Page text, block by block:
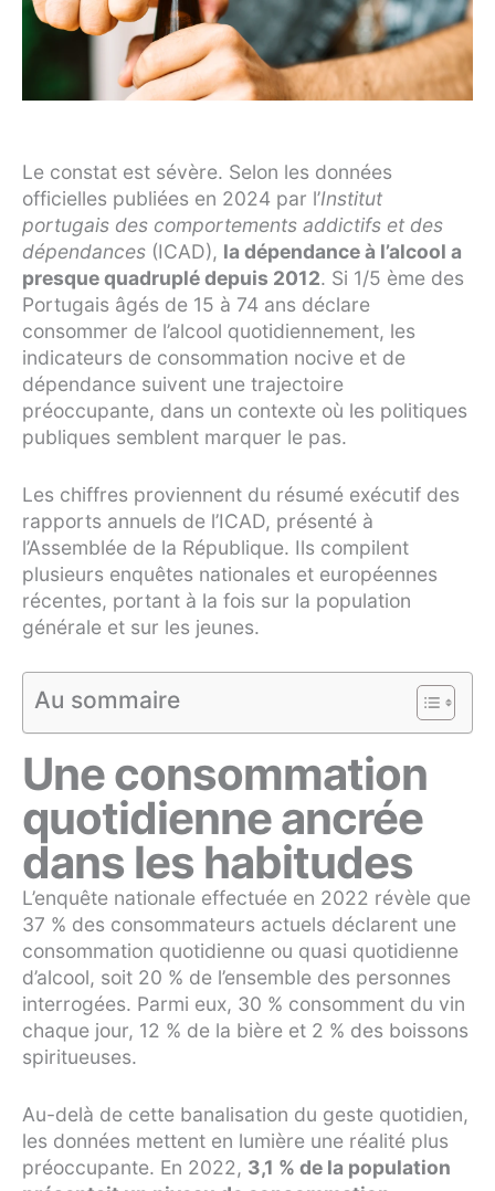
Le constat est sévère. Selon les données
officielles publiées en 2024 par l’Institut
portugais des comportements addictifs et des
dépendances (ICAD), la dépendance à l’alcool a
presque quadruplé depuis 2012. Si 1/5 ème des
Portugais âgés de 15 à 74 ans déclare
consommer de l’alcool quotidiennement, les
indicateurs de consommation nocive et de
dépendance suivent une trajectoire
préoccupante, dans un contexte où les politiques
publiques semblent marquer le pas.
Les chiffres proviennent du résumé exécutif des
rapports annuels de l’ICAD, présenté à
l’Assemblée de la République. Ils compilent
plusieurs enquêtes nationales et européennes
récentes, portant à la fois sur la population
générale et sur les jeunes.
Au sommaire
Une consommation
quotidienne ancrée
dans les habitudes
L’enquête nationale effectuée en 2022 révèle que
37 % des consommateurs actuels déclarent une
consommation quotidienne ou quasi quotidienne
d’alcool, soit 20 % de l’ensemble des personnes
interrogées. Parmi eux, 30 % consomment du vin
chaque jour, 12 % de la bière et 2 % des boissons
spiritueuses.
Au-delà de cette banalisation du geste quotidien,
les données mettent en lumière une réalité plus
préoccupante. En 2022, 3,1 % de la population